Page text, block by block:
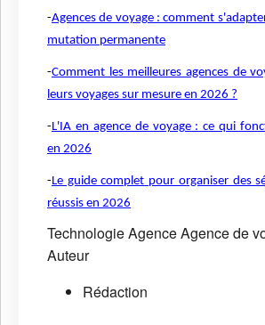
-Agences de voyage : comment
mutation permanente
-Comment les meilleures agences de
leurs voyages sur mesure en 2026 ?
-L'IA en agence de voyage : ce qui
en 2026
-Le guide complet pour organiser des
réussis en 2026
TechnologieAgenceAgence de
Auteur
Rédaction